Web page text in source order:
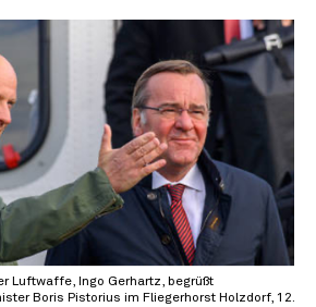
Luftwaffe, Ingo Gerhartz, begrüßt
Boris Pistorius im Fliegerhorst Holzdorf, 12.